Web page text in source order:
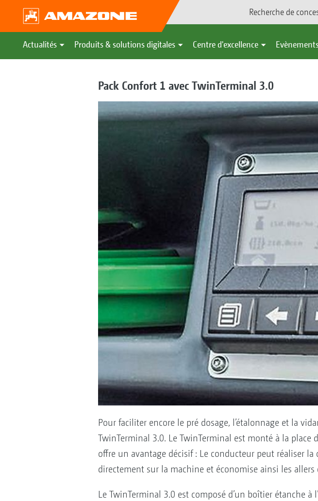
Recherche de
Actualités Produits & solutions digitales Centre d'excellence
Pack Confort 1 avec TwinTerminal 3.0
Pour faciliter encore le pré dosage, l’étalonnage et la
TwinTerminal 3.0. Le TwinTerminal est monté à la place
offre un avantage décisif : Le conducteur peut réaliser
directement sur la machine et économise ainsi les
Le TwinTerminal 3.0 est composé d’un boîtier étanche à